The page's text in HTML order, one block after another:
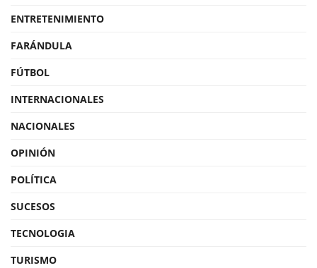
ENTRETENIMIENTO
FARÁNDULA
FÚTBOL
INTERNACIONALES
NACIONALES
OPINIÓN
POLÍTICA
SUCESOS
TECNOLOGIA
TURISMO